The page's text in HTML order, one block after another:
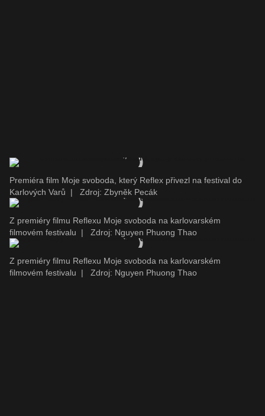
Premiéra film Moje svoboda, který Reflex přivezl na festival do
Karlových Varů
| Zdroj: Zbyněk Pecák
Z premiéry filmu Reflexu Moje svoboda na karlovarském
filmovém festivalu
| Zdroj: Nguyen Phuong Thao
Z premiéry filmu Reflexu Moje svoboda na karlovarském
filmovém festivalu
| Zdroj: Nguyen Phuong Thao